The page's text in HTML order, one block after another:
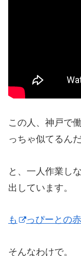
この人、神戸で
っちゃ似てるん
と、一人作業し
出しています。
も っぴーとの
そんなわけで。